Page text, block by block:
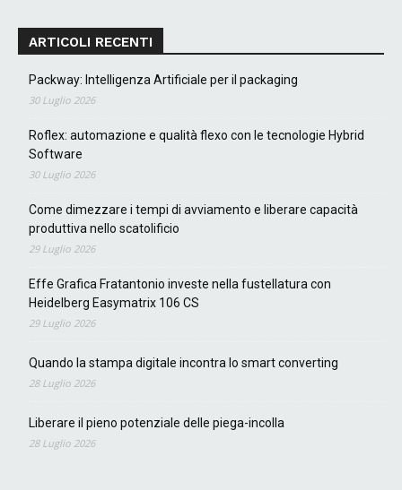
ARTICOLI RECENTI
Packway: Intelligenza Artificiale per il packaging
30 Luglio 2026
Roflex: automazione e qualità flexo con le tecnologie Hybrid
Software
30 Luglio 2026
Come dimezzare i tempi di avviamento e liberare capacità
produttiva nello scatolificio
29 Luglio 2026
Effe Grafica Fratantonio investe nella fustellatura con
Heidelberg Easymatrix 106 CS
29 Luglio 2026
Quando la stampa digitale incontra lo smart converting
28 Luglio 2026
Liberare il pieno potenziale delle piega-incolla
28 Luglio 2026